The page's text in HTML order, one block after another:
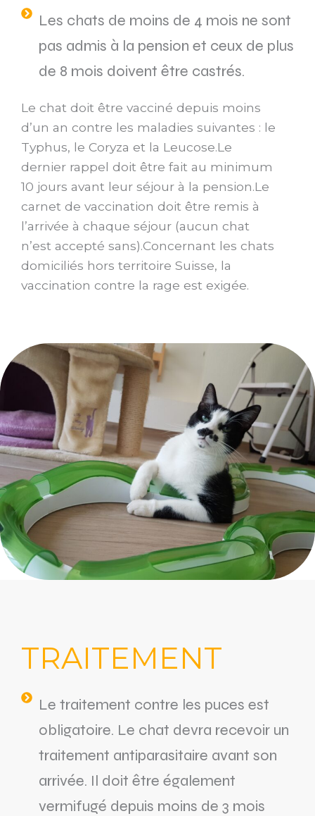
Les chats de moins de 4 mois ne sont
pas admis à la pension et ceux de plus
de 8 mois doivent être castrés.
Le chat doit être vacciné depuis moins
d’un an contre les maladies suivantes : le
Typhus, le Coryza et la Leucose.Le
dernier rappel doit être fait au minimum
10 jours avant leur séjour à la pension.Le
carnet de vaccination doit être remis à
l’arrivée à chaque séjour (aucun chat
n’est accepté sans).Concernant les chats
domiciliés hors territoire Suisse, la
vaccination contre la rage est exigée.
TRAITEMENT
Le traitement contre les puces est
obligatoire. Le chat devra recevoir un
traitement antiparasitaire avant son
arrivée. Il doit être également
vermifugé depuis moins de 3 mois